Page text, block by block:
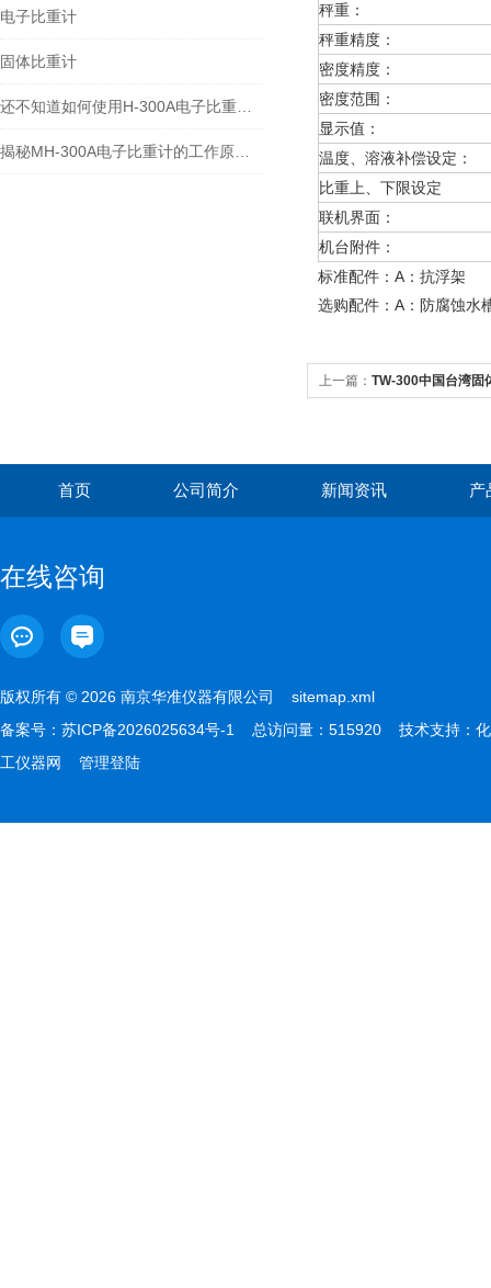
电子比重计
固体比重计
秤重：
秤重精度：
密度精度：
密度范围：
显示值：
温度、溶液补偿设定：
比重上、下限设定
联机界面：
机台附件：
标准配件：A：抗浮
选购配件：A：防腐
上一篇： TW-300中国台湾固
首页 公司简介 新闻资讯 产
在线咨询
版权所有 © 2026 南京华准仪器有限公司 sitemap.xml
备案号： 苏ICP备2026025634号-1 总访问量：515920 技术支持： 化
工仪器网
管理登陆